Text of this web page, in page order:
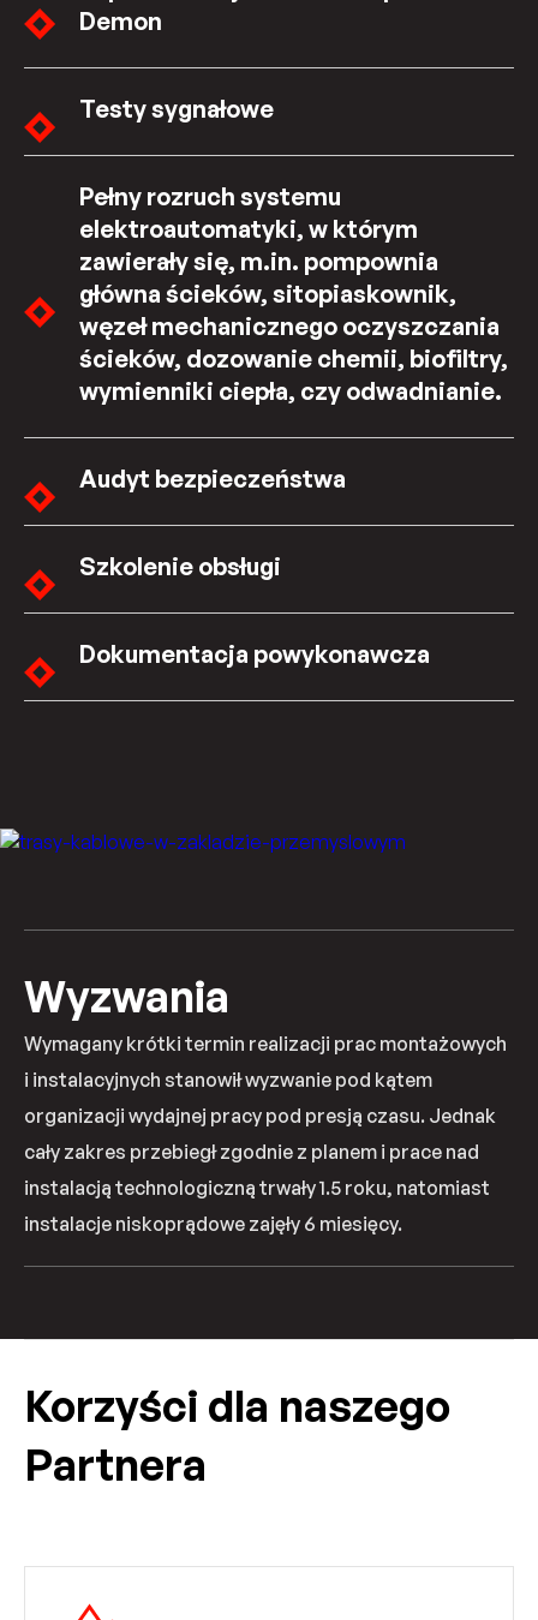
Demon
Testy sygnałowe
Pełny rozruch systemu
elektroautomatyki, w którym
zawierały się, m.in. pompownia
główna ścieków, sitopiaskownik,
węzeł mechanicznego oczyszczania
ścieków, dozowanie chemii, biofiltry,
wymienniki ciepła, czy odwadnianie.
Audyt bezpieczeństwa
Szkolenie obsługi
Dokumentacja powykonawcza
Wyzwania
Wymagany krótki termin realizacji prac montażowych
i instalacyjnych stanowił wyzwanie pod kątem
organizacji wydajnej pracy pod presją czasu. Jednak
cały zakres przebiegł zgodnie z planem i prace nad
instalacją technologiczną trwały 1.5 roku, natomiast
instalacje niskoprądowe zajęły 6 miesięcy.
Korzyści dla naszego
Partnera